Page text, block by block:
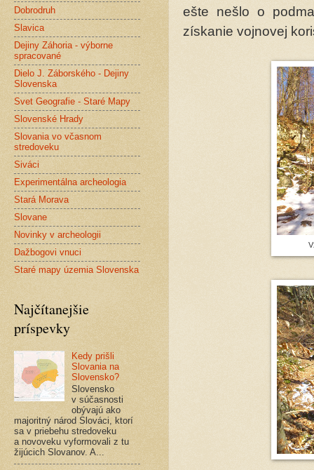
ešte nešlo o
získanie vojnovej
Dobrodruh
Slavica
Dejiny Záhoria - výborne
spracované
Dielo J. Záborského - Dejiny
Slovenska
Svet Geografie - Staré Mapy
Slovenské Hrady
Slovania vo včasnom
stredoveku
Siváci
Experimentálna archeologia
Stará Morava
Slovane
Novinky v archeologii
Dažbogovi vnuci
Staré mapy územia Slovenska
Najčítanejšie
príspevky
Kedy prišli
Slovania na
Slovensko?
Slovensko
v súčasnosti
obývajú ako
majoritný národ Slováci, ktorí
sa v priebehu stredoveku
a novoveku vyformovali z tu
žijúcich Slovanov. A...